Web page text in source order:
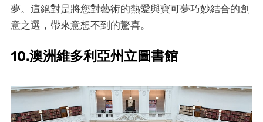
夢。這絕對是將您對藝術的熱愛與寶可夢巧妙結合的創
意之選，帶來意想不到的驚喜。
10.澳洲維多利亞州立圖書館